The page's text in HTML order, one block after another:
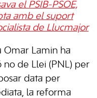
el PSIB-PSOE,
amb el suport
de Llucmajor
Omar Lamin ha
no de Llei (PNL) per
data per
la reforma